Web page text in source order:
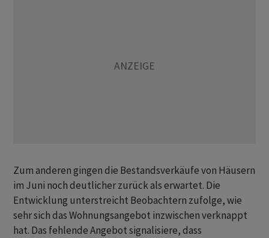
Zum anderen gingen die Bestandsverkäufe von Häusern
im Juni noch deutlicher zurück als erwartet. Die
Entwicklung unterstreicht Beobachtern zufolge, wie
sehr sich das Wohnungsangebot inzwischen verknappt
hat. Das fehlende Angebot signalisiere, dass